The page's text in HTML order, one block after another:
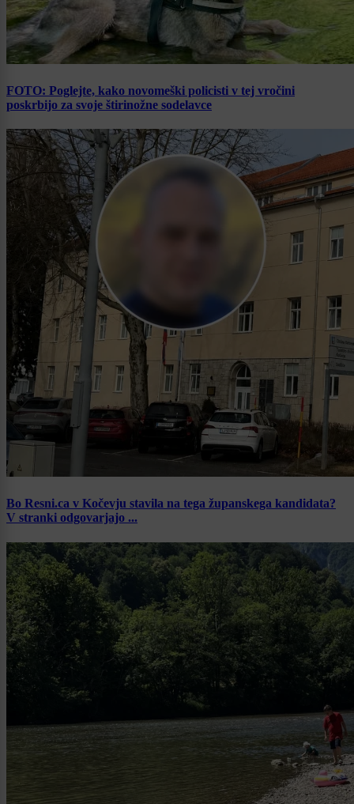
FOTO: Poglejte, kako novomeški policisti v tej vročini
poskrbijo za svoje štirinožne sodelavce
Bo Resni.ca v Kočevju stavila na tega županskega kandidata?
V stranki odgovarjajo ...